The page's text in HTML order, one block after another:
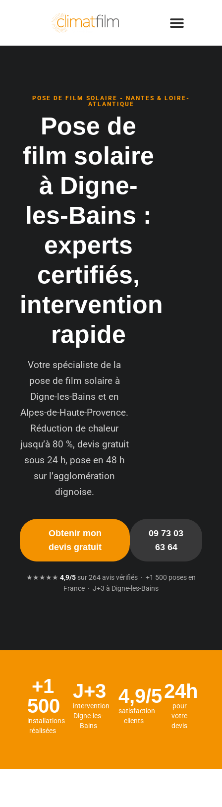
POSE DE FILM SOLAIRE - NANTES & LOIRE-
ATLANTIQUE
Pose de
film solaire
à Digne-
les-Bains :
experts
certifiés,
intervention
rapide
Votre spécialiste de la
pose de film solaire à
Digne-les-Bains et en
Alpes-de-Haute-Provence.
Réduction de chaleur
jusqu’à 80 %, devis gratuit
sous 24 h, pose en 48 h
sur l’agglomération
dignoise.
Obtenir mon
devis gratuit
09 73 03
63 64
★★★★★ 4,9/5 sur 264 avis vérifiés · +1 500 poses en
France · J+3 à Digne-les-Bains
+1
500
installations
réalisées
J+3
intervention
Digne-les-
Bains
4,9/5
satisfaction
clients
24h
pour
votre
devis